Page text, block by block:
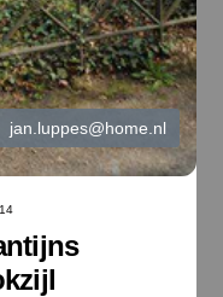
jan.luppes@home.nl